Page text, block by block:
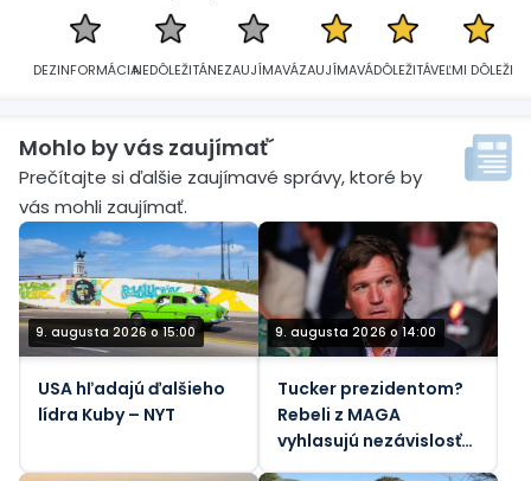
DEZINFORMÁCIANEDÔLEŽITÁNEZAUJÍMAVÁZAUJÍMAVÁDÔLEŽITÁVEĽMI DÔLEŽITÁ
Mohlo by vás zaujímať´
Prečítajte si ďalšie zaujímavé správy, ktoré by
vás mohli zaujímať.
9. augusta 2026 o 15:00
USA hľadajú ďalšieho
lídra Kuby – NYT
9. augusta 2026 o 14:00
Tucker prezidentom?
Rebeli z MAGA
vyhlasujú nezávislosť